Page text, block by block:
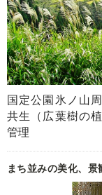
国定公園氷ノ山
共生（広葉樹の
管理
まち並みの美化、